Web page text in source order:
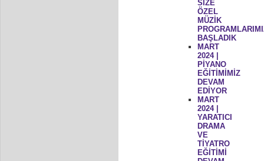
SİZE
ÖZEL
MÜZİK
BAŞLADIK
MART
2024 |
PİYANO
EĞİTİMİMİZ
DEVAM
EDİYOR
MART
2024 |
YARATICI
DRAMA
VE
TİYATRO
EĞİTİMİ